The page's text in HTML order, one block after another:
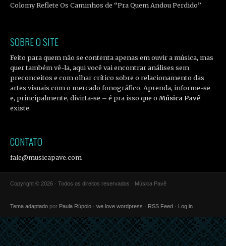
Colomy Reflete Os Caminhos de “Pra Quem Andou Perdido”
SOBRE O SITE
Feito para quem não se contenta apenas em ouvir a música, mas
quer também vê-la, aqui você vai encontrar análises sem
preconceitos e com olhar crítico sobre o relacionamento das
artes visuais com o mercado fonográfico. Aprenda, informe-se
e, principalmente, divirta-se – é pra isso que oMúsica Pavê
existe.
CONTATO
fale@musicapave.com
Copyright © 2026 · Todos os direitos reservados · Música Pavê
Tema adaptado por Paula Rúpolo · we love wordpress · RSS Feed · Log in